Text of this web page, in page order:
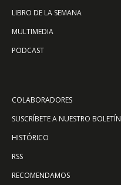
LIBRO DE LA SEMANA
MULTIMEDIA
PODCAST
COLABORADORES
SUSCRÍBETE A NUESTRO BOLETÍN
HISTÓRICO
RSS
RECOMENDAMOS